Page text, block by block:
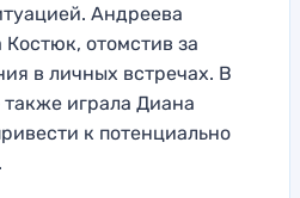
Андреева
отомстив за
в личных встречах. В
играла Диана
к потенциально